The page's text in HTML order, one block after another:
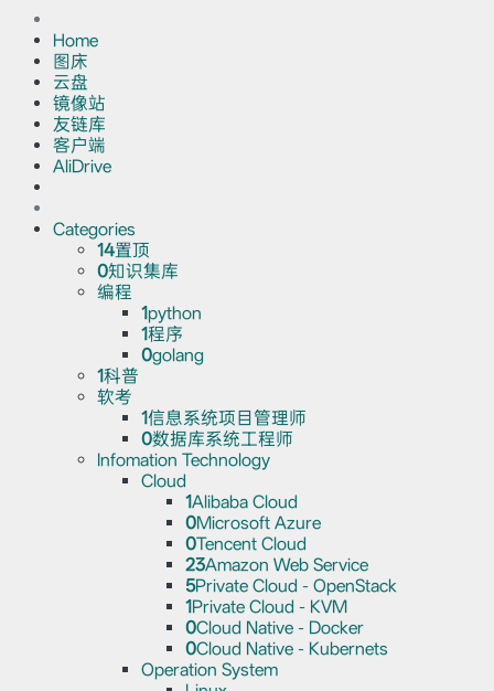
Home
图床
云盘
镜像站
友链库
客户端
AliDrive
Categories
14置顶
0知识集库
编程
1python
1程序
0golang
1科普
软考
1信息系统项目管理师
0数据库系统工程师
Infomation Technology
Cloud
1Alibaba Cloud
0Microsoft Azure
0Tencent Cloud
23Amazon Web Service
5Private Cloud - OpenStack
1Private Cloud - KVM
0Cloud Native - Docker
0Cloud Native - Kubernets
Operation System